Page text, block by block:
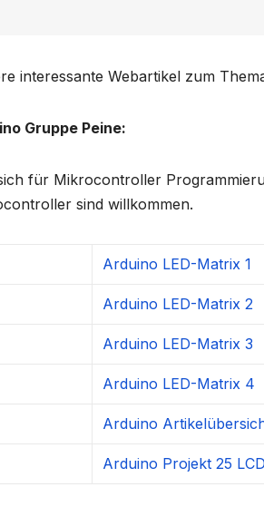
interessante Webartikel zum
Gruppe Peine:
für Mikrocontroller
sind willkommen.
Arduino LED-Matrix 1
Arduino LED-Matrix 2
Arduino LED-Matrix 3
Arduino LED-Matrix 4
Arduino
Arduino Projekt 25